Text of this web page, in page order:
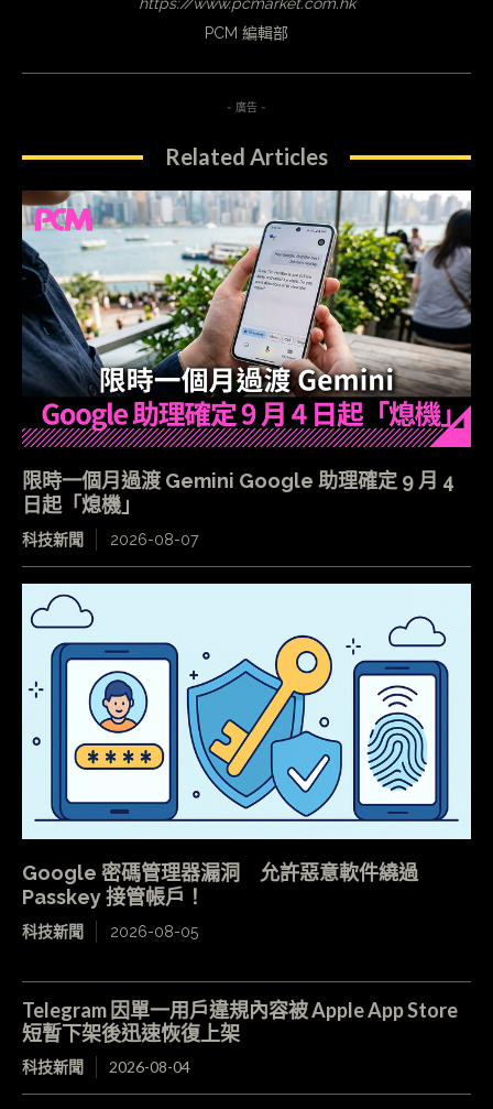
https://www.pcmarket.com.hk
PCM 編輯部
- 廣告 -
Related Articles
限時一個月過渡 Gemini Google 助理確定 9 月 4
日起「熄機」
科技新聞 2026-08-07
Google 密碼管理器漏洞 允許惡意軟件繞過
Passkey 接管帳戶！
科技新聞 2026-08-05
Telegram 因單一用戶違規內容被 Apple App Store
短暫下架後迅速恢復上架
科技新聞 2026-08-04